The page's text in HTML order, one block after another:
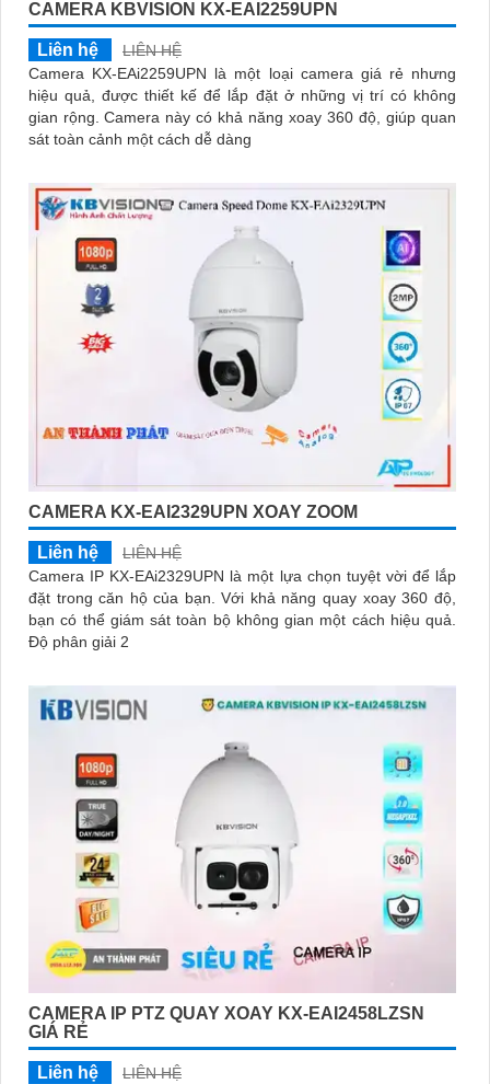
CAMERA KBVISION KX-EAI2259UPN
Liên hệ
LIÊN HỆ
Camera KX-EAi2259UPN là một loại camera giá rẻ nhưng
hiệu quả, được thiết kế để lắp đặt ở những vị trí có không
gian rộng. Camera này có khả năng xoay 360 độ, giúp quan
sát toàn cảnh một cách dễ dàng
CAMERA KX-EAI2329UPN XOAY ZOOM
Liên hệ
LIÊN HỆ
Camera IP KX-EAi2329UPN là một lựa chọn tuyệt vời để lắp
đặt trong căn hộ của bạn. Với khả năng quay xoay 360 độ,
bạn có thể giám sát toàn bộ không gian một cách hiệu quả.
Độ phân giải 2
CAMERA IP PTZ QUAY XOAY KX-EAI2458LZSN
GIÁ RẺ
Liên hệ
LIÊN HỆ